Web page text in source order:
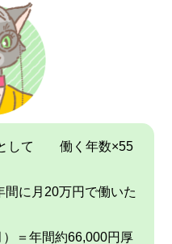
として 働く年数×55
に月20万円で働いた
＝年間約66,000円厚